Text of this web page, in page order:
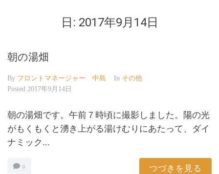
日: 2017年9月14日
朝の湯畑
By フロントマネージャー 中島 In その他
Posted 2017年9月14日
朝の湯畑です。午前７時頃に撮影しました。陽の光
がもくもくと湧き上がる湯けむりにあたって、ダイ
ナミック...
0 つづきを見る